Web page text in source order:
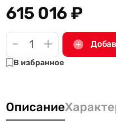
615 016₽
- +
В избранное
Описание